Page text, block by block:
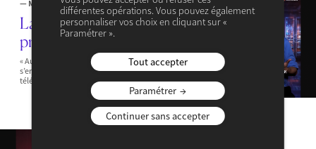
— MACROÉCONOMIE & POLITIQUES PUBLIQUES
La tech nous rend-elle plus
productifs ?
« Au 19ème siècle, il fallait des jours entiers pour
s’envoyer des messages. Puis il y a eu l’arrivée du
télégraphe, du fax et du téléphone fixe dans la…
différentes opérations. Vous pouvez également
personnaliser vos choix en cliquant sur «
Paramétrer ».
Tout accepter
Paramétrer
Continuer sans accepter